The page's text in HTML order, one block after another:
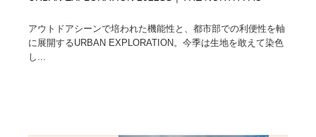
アウトドアシーンで培われた機能性と、都市部での利便性を軸
に展開するURBAN EXPLORATION。今季は生地を敢えて染色
し...